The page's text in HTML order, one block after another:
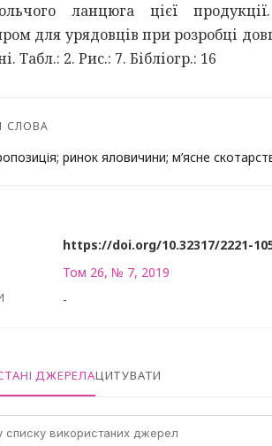
ланцюга цієї
для урядовців при розробці
Табл.: 2. Рис.: 7. Бібліогр.: 16
СЛОВА
ринок яловичини; м’ясне
https://doi.org/10.32317/2221-
Том 26, № 7, 2019
-
ДЖЕРЕЛАЦИТУВАТИ